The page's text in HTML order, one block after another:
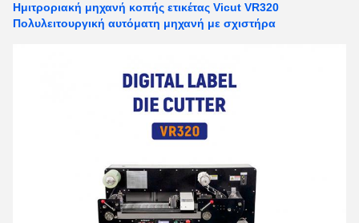
Ημιτροριακή μηχανή κοπής ετικέτας Vicut VR320
Πολυλειτουργική αυτόματη μηχανή με σχιστήρα